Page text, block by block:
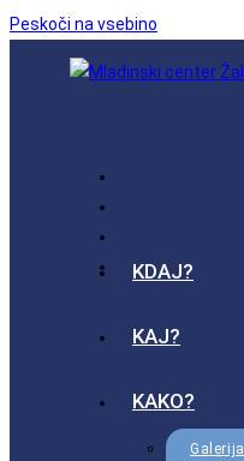
Peskoči na vsebino
KDAJ?
KAJ?
KAKO?
Galerija